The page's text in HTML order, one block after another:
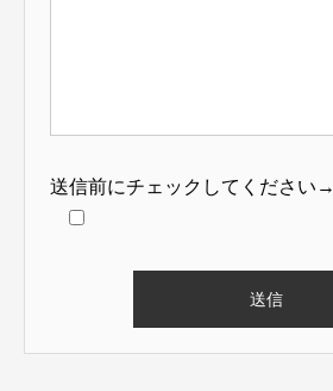
送信前にチェックしてください→